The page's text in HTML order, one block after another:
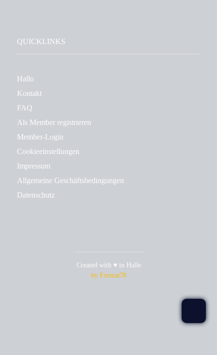
QUICKLINKS
Hallo
Kontakt
FAQ
Als Member registrieren
Member-Login
Cookieeinstellungen
Impressum
Allgemeine Geschäftsbedingungen
Datenschutz
Created with ♥ in Halle
by Format78